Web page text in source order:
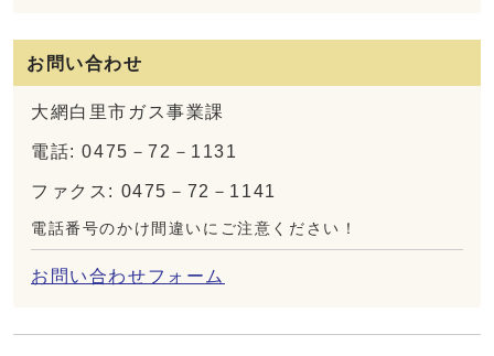
お問い合わせ
大網白里市ガス事業課
電話: 0475－72－1131
ファクス: 0475－72－1141
電話番号のかけ間違いにご注意ください！
お問い合わせフォーム